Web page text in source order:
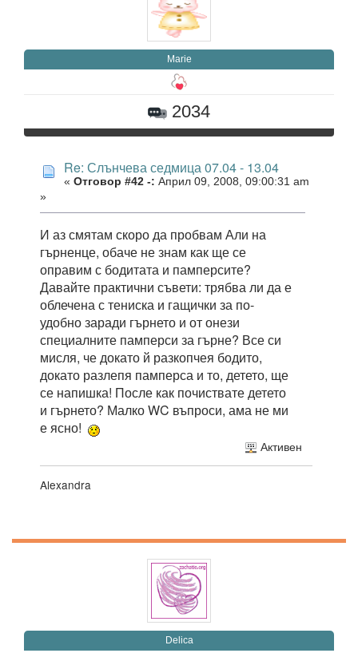
Marie
2034
Re: Слънчева седмица 07.04 - 13.04
« Отговор #42 -: Април 09, 2008, 09:00:31 am
»
И аз смятам скоро да пробвам Али на
гърненце, обаче не знам как ще се
оправим с бодитата и памперсите?
Давайте практични съвети: трябва ли да е
облечена с тениска и гащички за по-
удобно заради гърнето и от онези
специалните памперси за гърне? Все си
мисля, че докато й разкопчея бодито,
докато разлепя памперса и то, детето, ще
се напишка! После как почиствате детето
и гърнето? Малко WC въпроси, ама не ми
е ясно!
Активен
Alexandra
Delica